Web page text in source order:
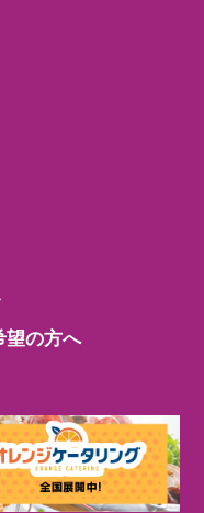
の方へ